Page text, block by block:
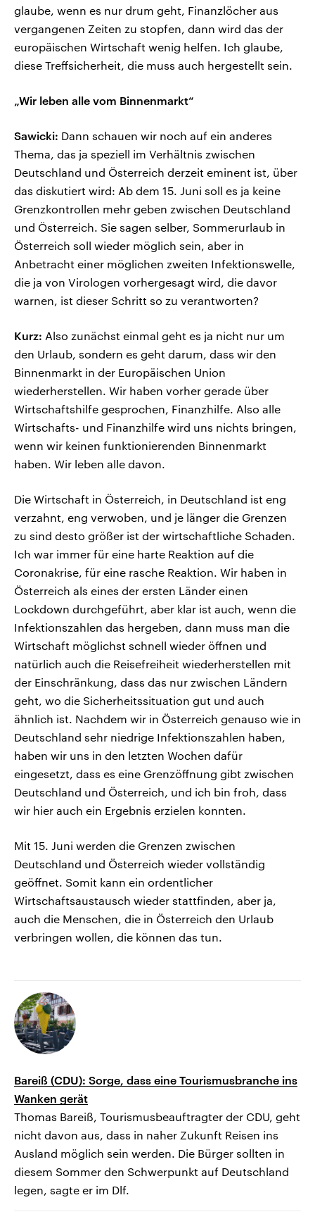
glaube, wenn es nur drum geht, Finanzlöcher aus
vergangenen Zeiten zu stopfen, dann wird das der
europäischen Wirtschaft wenig helfen. Ich glaube,
diese Treffsicherheit, die muss auch hergestellt sein.
„Wir leben alle vom Binnenmarkt“
Sawicki: Dann schauen wir noch auf ein anderes
Thema, das ja speziell im Verhältnis zwischen
Deutschland und Österreich derzeit eminent ist, über
das diskutiert wird: Ab dem 15. Juni soll es ja keine
Grenzkontrollen mehr geben zwischen Deutschland
und Österreich. Sie sagen selber, Sommerurlaub in
Österreich soll wieder möglich sein, aber in
Anbetracht einer möglichen zweiten Infektionswelle,
die ja von Virologen vorhergesagt wird, die davor
warnen, ist dieser Schritt so zu verantworten?
Kurz: Also zunächst einmal geht es ja nicht nur um
den Urlaub, sondern es geht darum, dass wir den
Binnenmarkt in der Europäischen Union
wiederherstellen. Wir haben vorher gerade über
Wirtschaftshilfe gesprochen, Finanzhilfe. Also alle
Wirtschafts- und Finanzhilfe wird uns nichts bringen,
wenn wir keinen funktionierenden Binnenmarkt
haben. Wir leben alle davon.
Die Wirtschaft in Österreich, in Deutschland ist eng
verzahnt, eng verwoben, und je länger die Grenzen
zu sind desto größer ist der wirtschaftliche Schaden.
Ich war immer für eine harte Reaktion auf die
Coronakrise, für eine rasche Reaktion. Wir haben in
Österreich als eines der ersten Länder einen
Lockdown durchgeführt, aber klar ist auch, wenn die
Infektionszahlen das hergeben, dann muss man die
Wirtschaft möglichst schnell wieder öffnen und
natürlich auch die Reisefreiheit wiederherstellen mit
der Einschränkung, dass das nur zwischen Ländern
geht, wo die Sicherheitssituation gut und auch
ähnlich ist. Nachdem wir in Österreich genauso wie in
Deutschland sehr niedrige Infektionszahlen haben,
haben wir uns in den letzten Wochen dafür
eingesetzt, dass es eine Grenzöffnung gibt zwischen
Deutschland und Österreich, und ich bin froh, dass
wir hier auch ein Ergebnis erzielen konnten.
Mit 15. Juni werden die Grenzen zwischen
Deutschland und Österreich wieder vollständig
geöffnet. Somit kann ein ordentlicher
Wirtschaftsaustausch wieder stattfinden, aber ja,
auch die Menschen, die in Österreich den Urlaub
verbringen wollen, die können das tun.
Bareiß (CDU): Sorge, dass eine Tourismusbranche ins
Wanken gerät
Thomas Bareiß, Tourismusbeauftragter der CDU, geht
nicht davon aus, dass in naher Zukunft Reisen ins
Ausland möglich sein werden. Die Bürger sollten in
diesem Sommer den Schwerpunkt auf Deutschland
legen, sagte er im Dlf.